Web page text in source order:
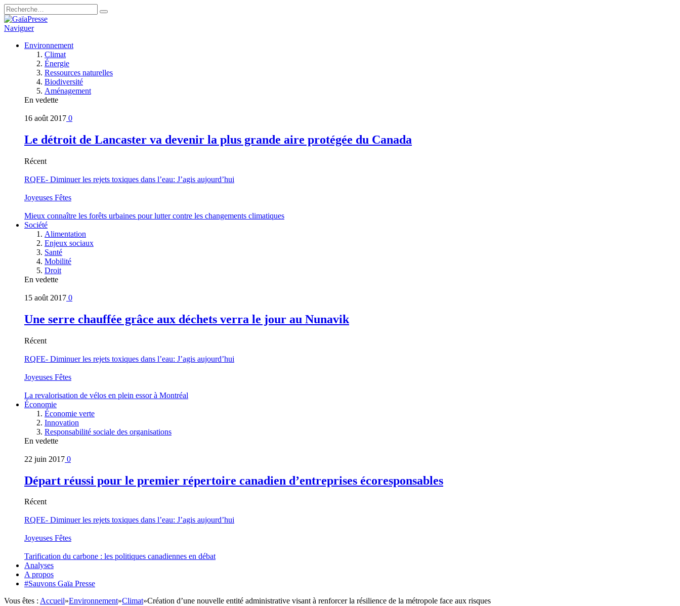
Naviguer
Environnement
Climat
Énergie
Ressources naturelles
Biodiversité
Aménagement
En vedette
16 août 2017 0
Le détroit de Lancaster va devenir la plus grande aire protégée du Canada
Récent
RQFE- Diminuer les rejets toxiques dans l’eau: J’agis aujourd’hui
Joyeuses Fêtes
Mieux connaître les forêts urbaines pour lutter contre les changements climatiques
Société
Alimentation
Enjeux sociaux
Santé
Mobilité
Droit
En vedette
15 août 2017 0
Une serre chauffée grâce aux déchets verra le jour au Nunavik
Récent
RQFE- Diminuer les rejets toxiques dans l’eau: J’agis aujourd’hui
Joyeuses Fêtes
La revalorisation de vélos en plein essor à Montréal
Économie
Économie verte
Innovation
Responsabilité sociale des organisations
En vedette
22 juin 2017 0
Départ réussi pour le premier répertoire canadien d’entreprises écoresponsables
Récent
RQFE- Diminuer les rejets toxiques dans l’eau: J’agis aujourd’hui
Joyeuses Fêtes
Tarification du carbone : les politiques canadiennes en débat
Analyses
A propos
#Sauvons Gaïa Presse
Vous êtes : Accueil»Environnement»Climat»Création d’une nouvelle entité administrative visant à renforcer la résilience de la métropole face aux risques